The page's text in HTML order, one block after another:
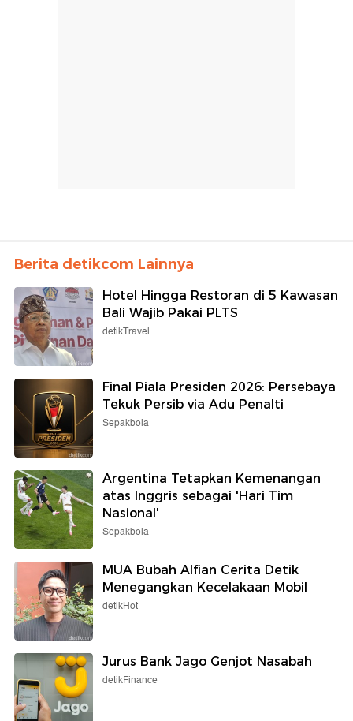
Berita detikcom Lainnya
Hotel Hingga Restoran di 5 Kawasan
Bali Wajib Pakai PLTS
detikTravel
Final Piala Presiden 2026: Persebaya
Tekuk Persib via Adu Penalti
Sepakbola
Argentina Tetapkan Kemenangan
atas Inggris sebagai 'Hari Tim
Nasional'
Sepakbola
MUA Bubah Alfian Cerita Detik
Menegangkan Kecelakaan Mobil
detikHot
Jurus Bank Jago Genjot Nasabah
detikFinance